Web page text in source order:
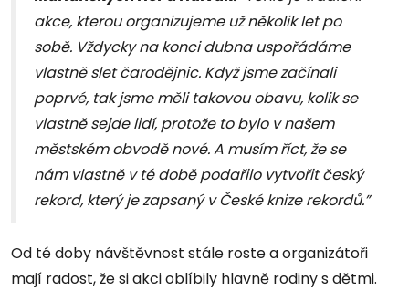
akce, kterou organizujeme už několik let po
sobě. Vždycky na konci dubna uspořádáme
vlastně slet čarodějnic. Když jsme začínali
poprvé, tak jsme měli takovou obavu, kolik se
vlastně sejde lidí, protože to bylo v našem
městském obvodě nové. A musím říct, že se
nám vlastně v té době podařilo vytvořit český
rekord, který je zapsaný v České knize rekordů.”
Od té doby návštěvnost stále roste a organizátoři
mají radost, že si akci oblíbily hlavně rodiny s dětmi.